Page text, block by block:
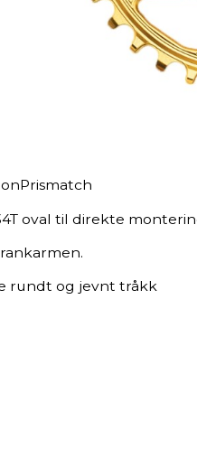
Prismatch
oval til direkte
rundt og jevnt tråkk